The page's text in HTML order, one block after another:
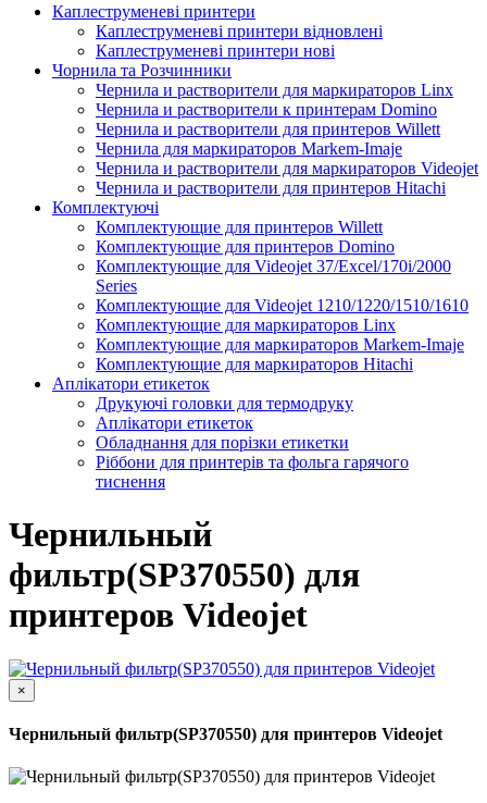
Каплеструменеві принтери
Каплеструменеві принтери відновлені
Каплеструменеві принтери нові
Чорнила та Розчинники
Чернила и растворители для маркираторов Linx
Чернила и растворители к принтерам Domino
Чернила и растворители для принтеров Willett
Чернила для маркираторов Markem-Imaje
Чернила и растворители для маркираторов Videojet
Чернила и растворители для принтеров Hitachi
Комплектуючі
Комплектующие для принтеров Willett
Комплектующие для принтеров Domino
Комплектующие для Videojet 37/Excel/170i/2000
Series
Комплектующие для Videojet 1210/1220/1510/1610
Комплектующие для маркираторов Linx
Комплектующие для маркираторов Markem-Imaje
Комплектующие для маркираторов Hitachi
Аплікатори етикеток
Друкуючі головки для термодруку
Аплікатори етикеток
Обладнання для порізки етикетки
Ріббони для принтерів та фольга гарячого
тиснення
Чернильный
фильтр(SP370550) для
принтеров Videojet
×
Чернильный фильтр(SP370550) для принтеров Videojet